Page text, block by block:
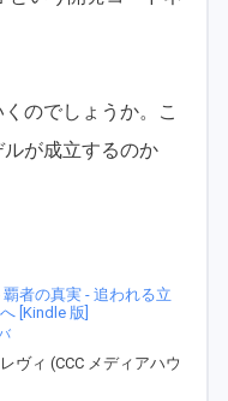
のでしょうか。こ
が成立するのか
者の真実 - 追われる立
[Kindle 版]
ヴィ (CCC メディアハウ